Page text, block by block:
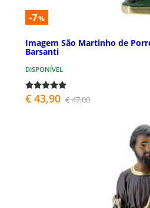
-7%
Imagem São Martinho de
Barsanti
DISPONÍVEL
€ 43,90 € 47,00